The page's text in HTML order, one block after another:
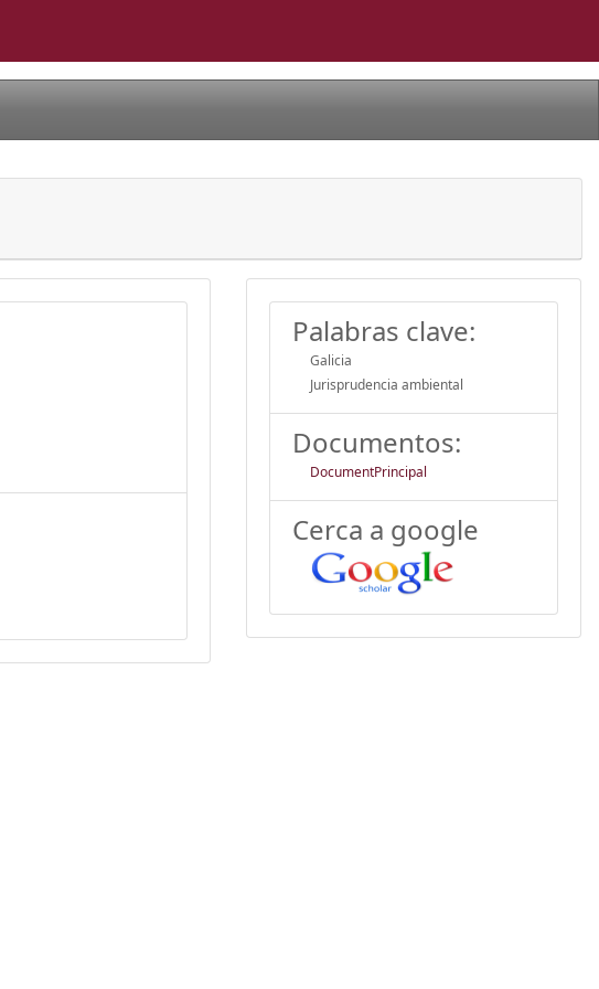
Palabras clave:
Galicia
Jurisprudencia ambiental
Documentos:
DocumentPrincipal
Cerca a google